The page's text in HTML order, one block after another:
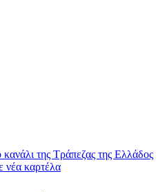
κανάλι της Τράπεζας της Ελλάδος
νέα καρτέλα